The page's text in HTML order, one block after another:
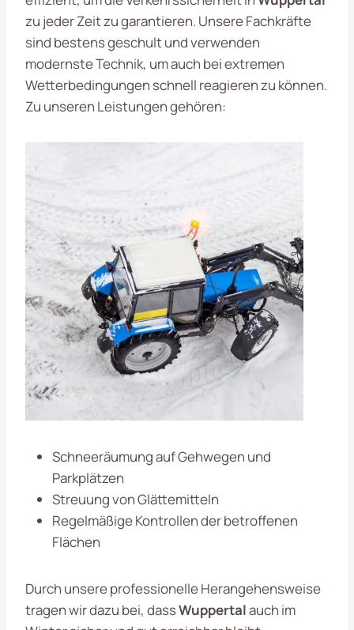
zu jeder Zeit zu garantieren. Unsere Fachkräfte
sind bestens geschult und verwenden
modernste Technik, um auch bei extremen
Wetterbedingungen schnell reagieren zu können.
Zu unseren Leistungen gehören:
Schneeräumung auf Gehwegen und
Parkplätzen
Streuung von Glättemitteln
Regelmäßige Kontrollen der betroffenen
Flächen
Durch unsere professionelle Herangehensweise
tragen wir dazu bei, dassWuppertalauch im